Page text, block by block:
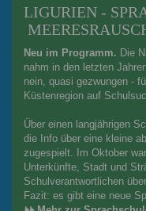
LIGURIEN -
Neu im Programm. Die
nahm in den letzten
nein, quasi gezwungen -
Küstenregion auf
Über einen langjährigen
die Info über eine kleine
zugespielt. Im Oktober
Unterkünfte, Stadt und
Schulverantwortlichen
Fazit: es gibt eine neue